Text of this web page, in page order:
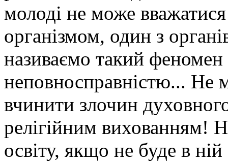
молоді не може
організмом, один з
називаємо такий феномен
неповносправністю... Не
вчинити злочин
релігійним вихованням!
освіту, якщо не буде в